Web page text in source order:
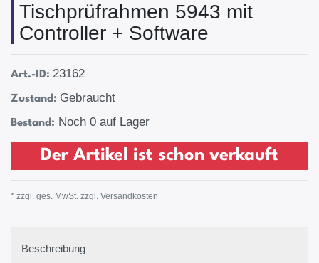
Tischprüfrahmen 5943 mit
Controller + Software
Art.-ID: 23162
Zustand: Gebraucht
Bestand: Noch 0 auf Lager
Der Artikel ist schon verkauft
* zzgl. ges. MwSt. zzgl. Versandkosten
Beschreibung